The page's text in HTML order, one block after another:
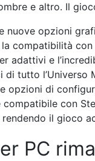
e altro. Il
nuove opzioni
compatibilità
adattivi e
tutto l’Universo
opzioni di
con
il gioco
PC